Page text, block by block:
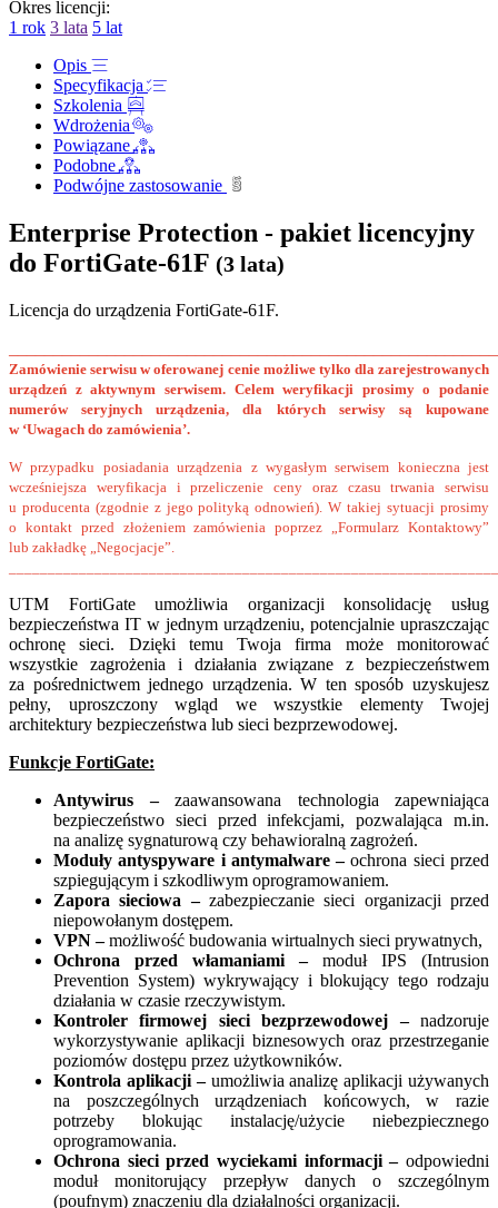
Okres licencji:
1 rok 3 lata 5 lat
Opis
Specyfikacja
Szkolenia
Wdrożenia
Powiązane
Podobne
Podwójne zastosowanie
Enterprise Protection - pakiet licencyjny
do FortiGate-61F (3 lata)
Licencja do urządzenia FortiGate-61F.
Zamówienie serwisu w oferowanej cenie możliwe tylko dla zarejestrowanych
urządzeń z aktywnym serwisem. Celem weryfikacji prosimy o podanie
numerów seryjnych urządzenia, dla których serwisy są kupowane
w ‘Uwagach do zamówienia’.
W przypadku posiadania urządzenia z wygasłym serwisem konieczna jest
wcześniejsza weryfikacja i przeliczenie ceny oraz czasu trwania serwisu
u producenta (zgodnie z jego polityką odnowień). W takiej sytuacji prosimy
o kontakt przed złożeniem zamówienia poprzez „Formularz Kontaktowy”
lub zakładkę „Negocjacje”.
UTM FortiGate umożliwia organizacji konsolidację usług
bezpieczeństwa IT w jednym urządzeniu, potencjalnie upraszczając
ochronę sieci. Dzięki temu Twoja firma może monitorować
wszystkie zagrożenia i działania związane z bezpieczeństwem
za pośrednictwem jednego urządzenia. W ten sposób uzyskujesz
pełny, uproszczony wgląd we wszystkie elementy Twojej
architektury bezpieczeństwa lub sieci bezprzewodowej.
Funkcje FortiGate:
Antywirus –zaawansowana technologia zapewniająca
bezpieczeństwo sieci przed infekcjami, pozwalająca m.in.
na analizę sygnaturową czy behawioralną zagrożeń.
Moduły antyspyware i antymalware –ochrona sieci przed
szpiegującym i szkodliwym oprogramowaniem.
Zapora sieciowa – zabezpieczanie sieci organizacji przed
niepowołanym dostępem.
VPN –możliwość budowania wirtualnych sieci prywatnych,
Ochrona przed włamaniami –moduł IPS (Intrusion
Prevention System) wykrywający i blokujący tego rodzaju
działania w czasie rzeczywistym.
Kontroler firmowej sieci bezprzewodowej –nadzoruje
wykorzystywanie aplikacji biznesowych oraz przestrzeganie
poziomów dostępu przez użytkowników.
Kontrola aplikacji –umożliwia analizę aplikacji używanych
na poszczególnych urządzeniach końcowych, w razie
potrzeby blokując instalację/użycie niebezpiecznego
oprogramowania.
Ochrona sieci przed wyciekami informacji –odpowiedni
moduł monitorujący przepływ danych o szczególnym
(poufnym) znaczeniu dla działalności organizacji.